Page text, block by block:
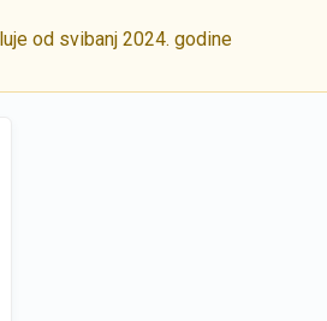
od svibanj 2024. godine